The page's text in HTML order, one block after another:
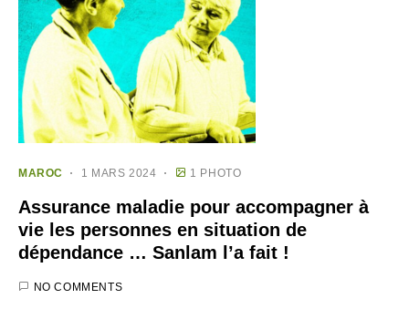
MAROC 1 MARS 2024 1 PHOTO
Assurance maladie pour accompagner à
vie les personnes en situation de
dépendance … Sanlam l’a fait !
NO COMMENTS